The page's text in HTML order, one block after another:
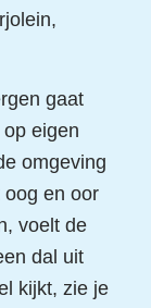
gaat
eigen
omgeving
en oor
voelt de
dal uit
kijkt, zie je